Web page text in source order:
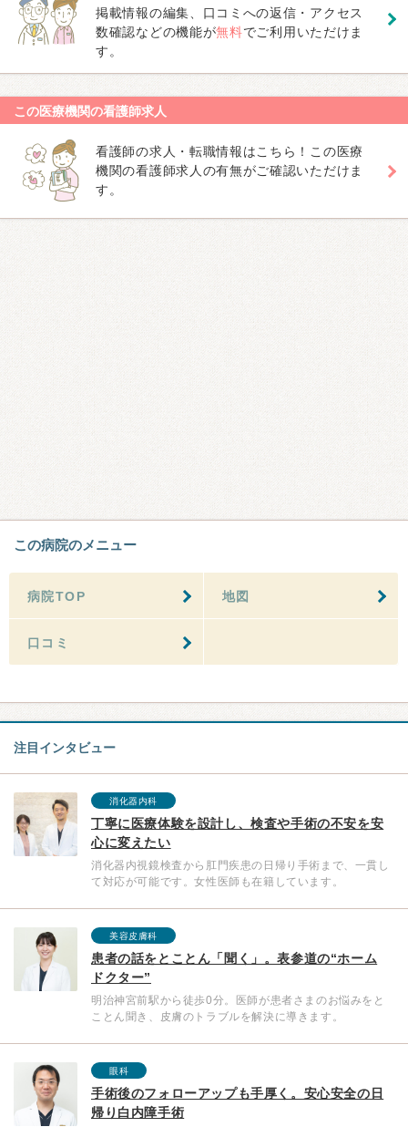
掲載情報の編集、口コミへの返信・アクセス
数確認などの機能が無料でご利用いただけま
す。
この医療機関の看護師求人
看護師の求人・転職情報はこちら！この医療
機関の看護師求人の有無がご確認いただけま
す。
この病院のメニュー
病院TOP 地図
口コミ
注目インタビュー
消化器内科
丁寧に医療体験を設計し、検査や手術の不安を安
心に変えたい
消化器内視鏡検査から肛門疾患の日帰り手術まで、一貫し
て対応が可能です。女性医師も在籍しています。
美容皮膚科
患者の話をとことん「聞く」。表参道の“ホーム
ドクター”
明治神宮前駅から徒歩0分。医師が患者さまのお悩みをと
ことん聞き、皮膚のトラブルを解決に導きます。
眼科
手術後のフォローアップも手厚く。安心安全の日
帰り白内障手術